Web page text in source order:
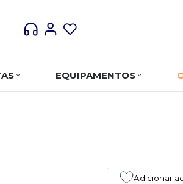
EQUIPAMENTOS
Adicionar